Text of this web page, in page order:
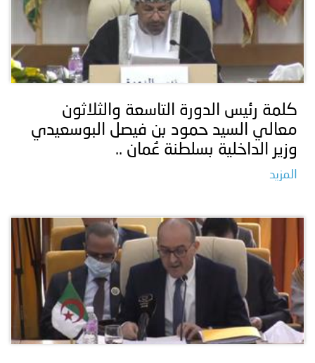
كلمة رئيس الدورة التاسعة والثلاثون
معالي السيد حمود بن فيصل البوسعيدي
وزير الداخلية بسلطنة عُمان ..
المزيد